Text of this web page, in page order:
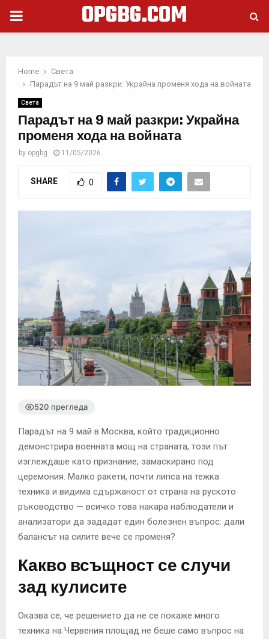
PRIMARY
OPGBG.COM
Home
Света
Парадът на 9 май разкри: Украйна променя хода на войната
Света
Парадът на 9 май разкри: Украйна
променя хода на войната
by opgbg 11/05/2026
SHARE 0
520 прегледа
Парадът на 9 май в Москва, който традиционно
демонстрира военната мощ на страната, този път
изглеждаше като признание, замаскирано под
церемония. Малко ракети, почти липса на тежка
техника и видима сдържаност от страна на руското
ръководство — всичко това накара наблюдатели и
анализатори да зададат един болезнен въпрос: дали
балансът на силите вече се променя?
Какво всъщност се случи
зад кулисите
Оказва се, че решението да не се покаже много
техника на Червения площад не беше само въпрос на